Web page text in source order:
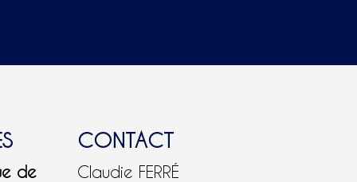
de
CONTACT
Claudie FERRÉ